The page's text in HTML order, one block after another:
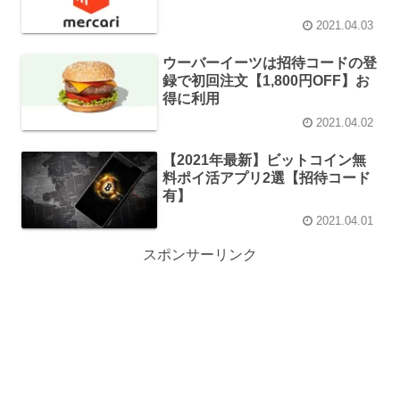
2021.04.03
ウーバーイーツは招待コードの登
録で初回注文【1,800円OFF】お
得に利用
2021.04.02
【2021年最新】ビットコイン無
料ポイ活アプリ2選【招待コード
有】
2021.04.01
スポンサーリンク